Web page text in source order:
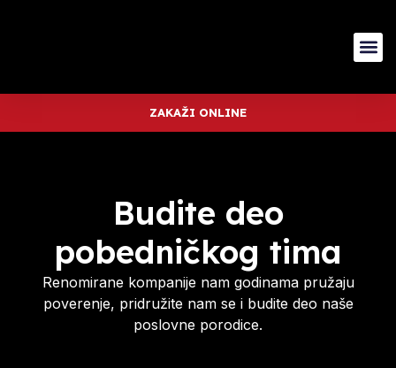
ZAKAŽI ONLINE
Budite deo
pobedničkog tima
Renomirane kompanije nam godinama pružaju
poverenje, pridružite nam se i budite deo naše
poslovne porodice.